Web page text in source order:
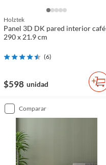
Holztek
Panel 3D DK pared interior café
290 x 21.9 cm
(6)
$598 unidad
comparar